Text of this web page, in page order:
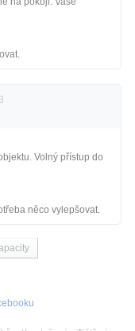
Volný přístup do
něco vylepšovat.